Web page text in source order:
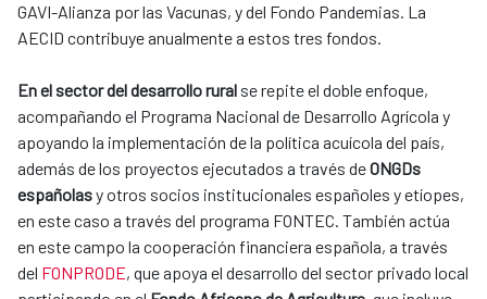
GAVI-Alianza por las Vacunas, y del Fondo Pandemias. La
AECID contribuye anualmente a estos tres fondos.
En el sector del desarrollo rural se repite el doble enfoque,
acompañando el Programa Nacional de Desarrollo Agrícola y
apoyando la implementación de la política acuícola del país,
además de los proyectos ejecutados a través deONGDs
españolasy otros socios institucionales españoles y etíopes,
en este caso a través del programa FONTEC. También actúa
en este campo la cooperación financiera española, a través
del FONPRODE, que apoya el desarrollo del sector privado local